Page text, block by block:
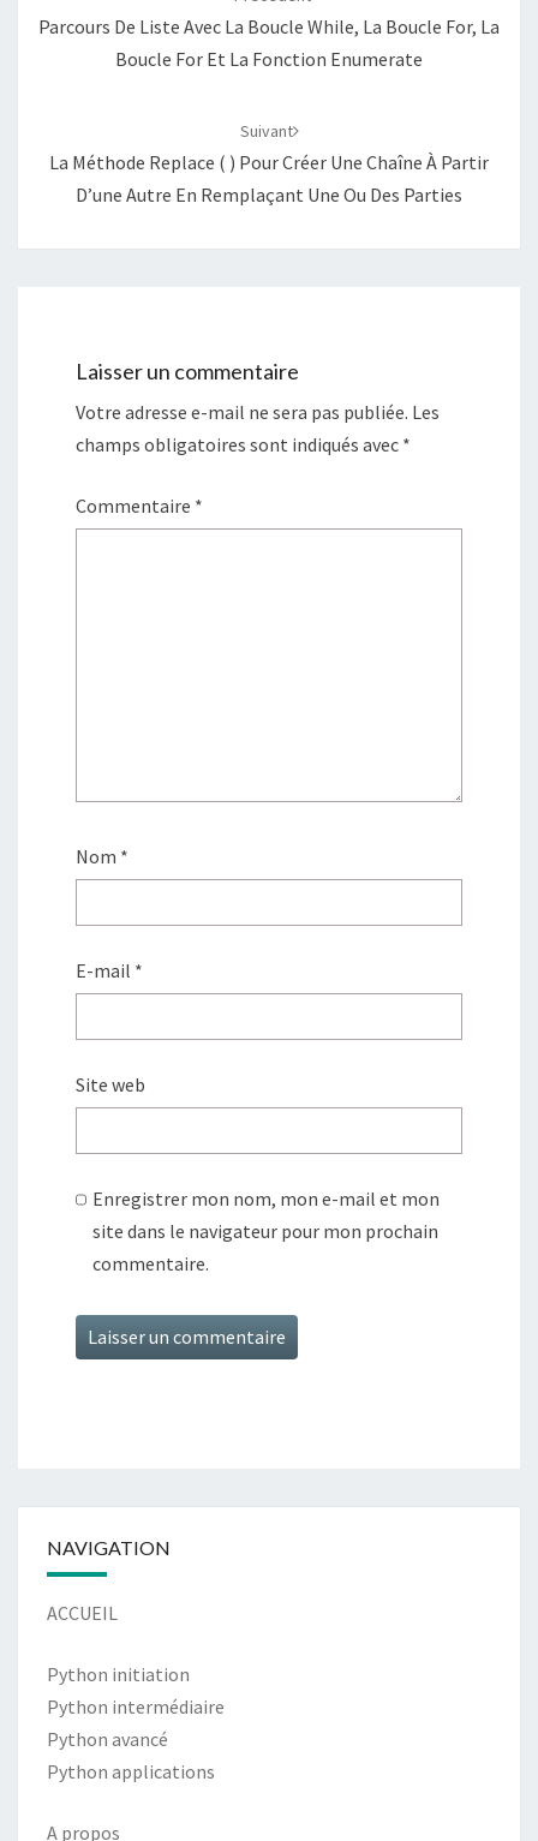
Parcours De Liste Avec La Boucle While, La Boucle For, La
Boucle For Et La Fonction Enumerate
Suivant
La Méthode Replace ( ) Pour Créer Une Chaîne À Partir
D’une Autre En Remplaçant Une Ou Des Parties
Laisser un commentaire
Votre adresse e-mail ne sera pas publiée. Les
champs obligatoires sont indiqués avec *
Commentaire *
Nom *
E-mail *
Site web
Enregistrer mon nom, mon e-mail et mon
site dans le navigateur pour mon prochain
commentaire.
NAVIGATION
ACCUEIL
Python initiation
Python intermédiaire
Python avancé
Python applications
A propos